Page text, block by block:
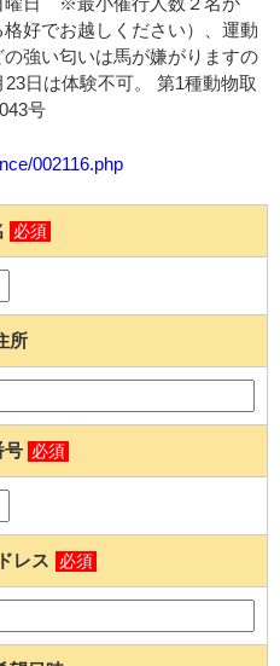
好でお越しください）、運動
強い匂いは馬が嫌がりますの
日は体験不可。 第1種動物取
号
002116.php
必須
所
号 必須
レス 必須